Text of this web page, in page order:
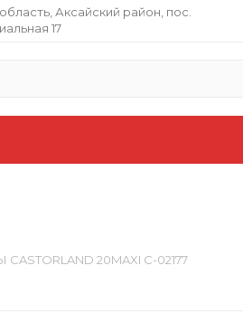
Аксайский район, пос.
17
20MAXI C-02177